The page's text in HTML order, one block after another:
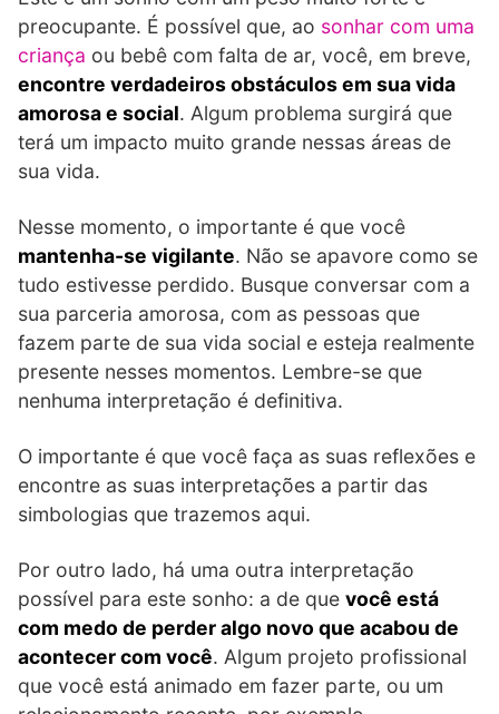
preocupante. É possível que, ao sonhar com uma
criança ou bebê com falta de ar, você, em breve,
encontre verdadeiros obstáculos em sua vida
amorosa e social. Algum problema surgirá que
terá um impacto muito grande nessas áreas de
sua vida.
Nesse momento, o importante é que você
mantenha-se vigilante. Não se apavore como se
tudo estivesse perdido. Busque conversar com a
sua parceria amorosa, com as pessoas que
fazem parte de sua vida social e esteja realmente
presente nesses momentos. Lembre-se que
nenhuma interpretação é definitiva.
O importante é que você faça as suas reflexões e
encontre as suas interpretações a partir das
simbologias que trazemos aqui.
Por outro lado, há uma outra interpretação
possível para este sonho: a de que você está
com medo de perder algo novo que acabou de
acontecer com você. Algum projeto profissional
que você está animado em fazer parte, ou um